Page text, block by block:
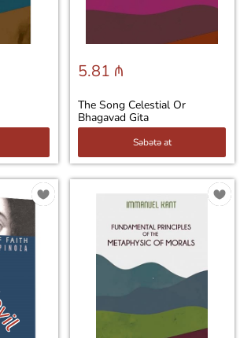
5.81 ₼
The Song Celestial Or
Bhagavad Gita
Səbətə at